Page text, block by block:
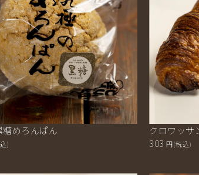
糖めろんぱん
)
クロワッサ
303円(税込)